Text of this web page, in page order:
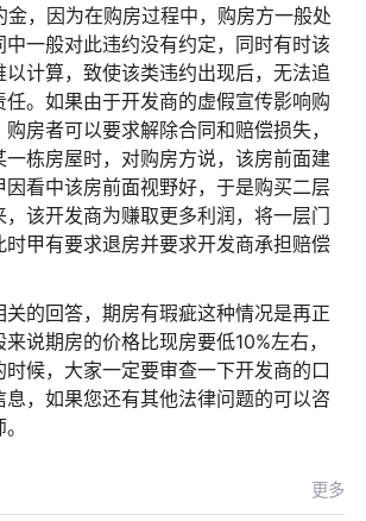
金，因为在购房过程中，购房方一般处
一般对此违约没有约定，同时有时该
以计算，致使该类违约出现后，无法追
任。如果由于开发商的虚假宣传影响购
房者可以要求解除合同和赔偿损失，
栋房屋时，对购房方说，该房前面建
看中该房前面视野好，于是购买二层
，该开发商为赚取更多利润，将一层门
时甲有要求退房并要求开发商承担赔偿
关的回答，期房有瑕疵这种情况是再正
说期房的价格比现房要低10%左右，
候，大家一定要审查一下开发商的口
，如果您还有其他法律问题的可以咨
更多